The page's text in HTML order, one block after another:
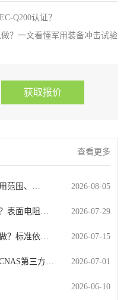
Q200认证？
做？一文看懂军用装备冲击试验
获取报价
查看更多
2026-08-05
用范围、…
2026-07-29
表面电阻…
2026-07-15
？标准依…
2026-07-01
第三方…
2026-06-10